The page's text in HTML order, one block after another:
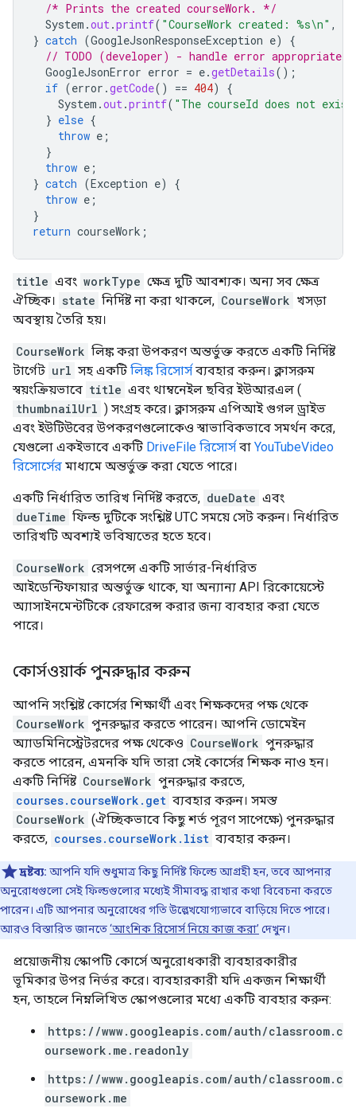
/* Prints the created courseWork. */
System .out.printf( "CourseWork created: %s\n" ,
} catch (GoogleJsonResponseException e)
{
// TODO (developer) - handle error appropriately
GoogleJsonError error = e.getDetails();
if (error .getCode() == 404)
{
System .out.printf( "The courseId does not
} else {
throw e ;
}
throw e ;
} catch (Exception e)
{
throw e ;
}
return courseWork ;
title এবং workType ক্ষেত্র দুটি আবশ্যক। অন্য সব ক্ষেত্র
ঐচ্ছিক। state নির্দিষ্ট না করা থাকলে, CourseWork খসড়া
অবস্থায় তৈরি হয়।
CourseWork লিঙ্ক করা উপকরণ অন্তর্ভুক্ত করতে একটি নির্দিষ্ট
টার্গেট url সহ একটি লিঙ্ক রিসোর্স ব্যবহার করুন। ক্লাসরুম
স্বয়ংক্রিয়ভাবে title এবং থাম্বনেইল ছবির ইউআরএল (
thumbnailUrl ) সংগ্রহ করে। ক্লাসরুম এপিআই গুগল ড্রাইভ
এবং ইউটিউবের উপকরণগুলোকেও স্বাভাবিকভাবে সমর্থন করে,
যেগুলো একইভাবে একটি DriveFile রিসোর্স বা YouTubeVideo
রিসোর্সের মাধ্যমে অন্তর্ভুক্ত করা যেতে পারে।
একটি নির্ধারিত তারিখ নির্দিষ্ট করতে, dueDate এবং
dueTime ফিল্ড দুটিকে সংশ্লিষ্ট UTC সময়ে সেট করুন। নির্ধারিত
তারিখটি অবশ্যই ভবিষ্যতের হতে হবে।
CourseWork রেসপন্সে একটি সার্ভার-নির্ধারিত
আইডেন্টিফায়ার অন্তর্ভুক্ত থাকে, যা অন্যান্য API রিকোয়েস্টে
অ্যাসাইনমেন্টটিকে রেফারেন্স করার জন্য ব্যবহার করা যেতে
পারে।
কোর্সওয়ার্ক পুনরুদ্ধার করুন
আপনি সংশ্লিষ্ট কোর্সের শিক্ষার্থী এবং শিক্ষকদের পক্ষ থেকে
CourseWork পুনরুদ্ধার করতে পারেন। আপনি ডোমেইন
অ্যাডমিনিস্ট্রেটরদের পক্ষ থেকেও CourseWork পুনরুদ্ধার
করতে পারেন, এমনকি যদি তারা সেই কোর্সের শিক্ষক নাও হন।
একটি নির্দিষ্ট CourseWork পুনরুদ্ধার করতে,
courses.courseWork.get ব্যবহার করুন। সমস্ত
CourseWork (ঐচ্ছিকভাবে কিছু শর্ত পূরণ সাপেক্ষে) পুনরুদ্ধার
করতে, courses.courseWork.list ব্যবহার করুন।
দ্রষ্টব্য: আপনি যদি শুধুমাত্র কিছু নির্দিষ্ট ফিল্ডে আগ্রহী হন, তবে আপনার
অনুরোধগুলো সেই ফিল্ডগুলোর মধ্যেই সীমাবদ্ধ রাখার কথা বিবেচনা করতে
পারেন। এটি আপনার অনুরোধের গতি উল্লেখযোগ্যভাবে বাড়িয়ে দিতে পারে।
আরও বিস্তারিত জানতে‘আংশিক রিসোর্স নিয়ে কাজ করা’ দেখুন।
প্রয়োজনীয় স্কোপটি কোর্সে অনুরোধকারী ব্যবহারকারীর
ভূমিকার উপর নির্ভর করে। ব্যবহারকারী যদি একজন শিক্ষার্থী
হন, তাহলে নিম্নলিখিত স্কোপগুলোর মধ্যে একটি ব্যবহার করুন:
https://www.googleapis.com/auth/classroom.c
oursework.me.readonly
https://www.googleapis.com/auth/classroom.c
oursework.me